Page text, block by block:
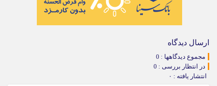
ارسال دیدگاه
مجموع دیدگاهها : 0
در انتظار بررسی : 0
انتشار یافته : ۰